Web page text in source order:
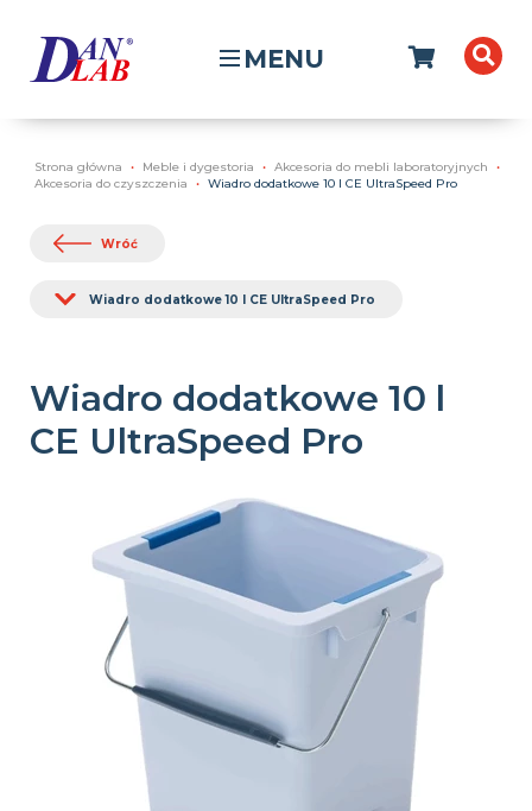
MENU
Strona główna Meble i dygestoria
Akcesoria do mebli laboratoryjnych
Akcesoria do czyszczenia
Wiadro dodatkowe 10 l CE UltraSpeed Pro
Wróć
Wiadro dodatkowe 10 l CE UltraSpeed Pro
Wiadro dodatkowe 10 l
CE UltraSpeed Pro